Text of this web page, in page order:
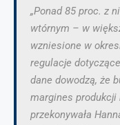
„Ponad 85 proc. z
wtórnym – w
wzniesione w
regulacje
dane dowodzą, że
margines produkcji
przekonywała